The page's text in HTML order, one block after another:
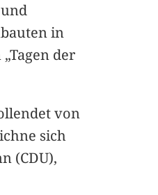
in
der
von
sich
(CDU),